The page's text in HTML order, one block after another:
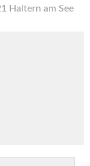
Haltern am See